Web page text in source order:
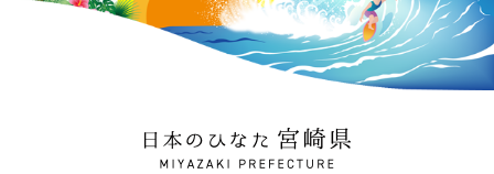
日本のひなた 宮崎県
MIYAZAKI PREFECTURE